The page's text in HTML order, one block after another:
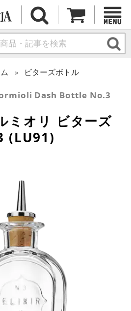
ビターズボトル
Dash Bottle No.3
ミオリ ビターズ
(LU91)